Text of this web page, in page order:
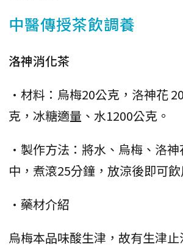
中醫傳授茶飲調養
洛神消化茶
•材料：烏梅20公克，洛神花
克，冰糖適量、水1200公克。
•製作方法：將水、烏梅、洛
中，煮滾25分鐘，放涼後即可飲
•藥材介紹
烏梅本品味酸生津，故有生津止